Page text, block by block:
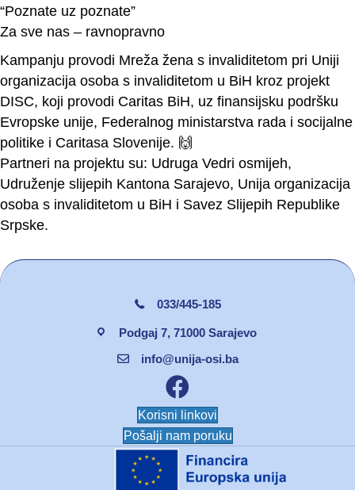
“Poznate uz poznate”
Za sve nas – ravnopravno
Kampanju provodi Mreža žena s invaliditetom pri Uniji
organizacija osoba s invaliditetom u BiH kroz projekt
DISC, koji provodi Caritas BiH, uz finansijsku podršku
Evropske unije, Federalnog ministarstva rada i socijalne
politike i Caritasa Slovenije. 🙌
Partneri na projektu su: Udruga Vedri osmijeh,
Udruženje slijepih Kantona Sarajevo, Unija organizacija
osoba s invaliditetom u BiH i Savez Slijepih Republike
Srpske.
033/445-185
Podgaj 7, 71000 Sarajevo
info@unija-osi.ba
Facebook unija osi
Korisni linkovi
Pošalji nam poruku